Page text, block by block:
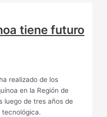
tiene futuro
realizado de los
en la Región de
luego de tres años de